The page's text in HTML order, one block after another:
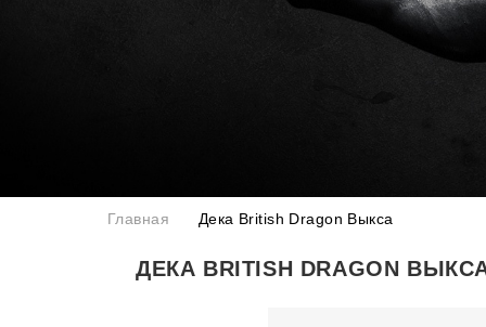
Главная Дека British Dragon Выкса
ДЕКА BRITISH DRAGON